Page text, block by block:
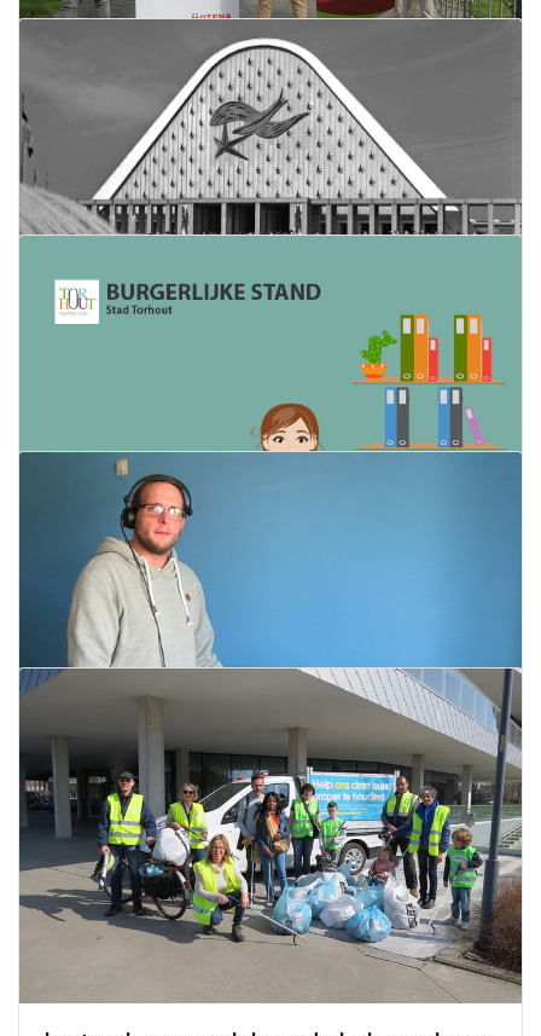
Online platform voor kortverblijf
gelanceerd
29 maart 2022
Expo '58 in cc de Brouckere op 31 maart
29 maart 2022
Burgerlijke stand
29 maart 2022
Lees meer
Dj ear c-andy brengt muziek in je leven
29 maart 2022
Lees meer